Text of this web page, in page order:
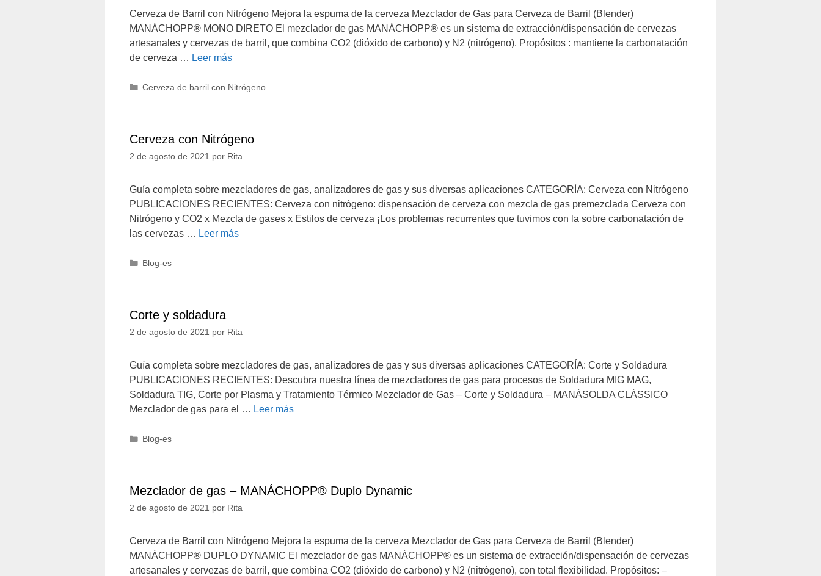
Cerveza de Barril con Nitrógeno Mejora la espuma de la cerveza Mezclador de Gas para Cerveza de Barril (Blender)
MANÁCHOPP® MONO DIRETO El mezclador de gas MANÁCHOPP® es un sistema de extracción/dispensación de cervezas
artesanales y cervezas de barril, que combina CO2 (dióxido de carbono) y N2 (nitrógeno). Propósitos : mantiene la carbonatación
de cerveza … Leer más
Categorías
Cerveza de barril con Nitrógeno
Cerveza con Nitrógeno
2 de agosto de 2021 por Rita
Guía completa sobre mezcladores de gas, analizadores de gas y sus diversas aplicaciones CATEGORÍA: Cerveza con Nitrógeno
PUBLICACIONES RECIENTES: Cerveza con nitrógeno: dispensación de cerveza con mezcla de gas premezclada Cerveza con
Nitrógeno y CO2 x Mezcla de gases x Estilos de cerveza ¡Los problemas recurrentes que tuvimos con la sobre carbonatación de
las cervezas … Leer más
Categorías
Blog-es
Corte y soldadura
2 de agosto de 2021 por Rita
Guía completa sobre mezcladores de gas, analizadores de gas y sus diversas aplicaciones CATEGORÍA: Corte y Soldadura
PUBLICACIONES RECIENTES: Descubra nuestra línea de mezcladores de gas para procesos de Soldadura MIG MAG,
Soldadura TIG, Corte por Plasma y Tratamiento Térmico Mezclador de Gas – Corte y Soldadura – MANÁSOLDA CLÁSSICO
Mezclador de gas para el … Leer más
Categorías
Blog-es
Mezclador de gas – MANÁCHOPP® Duplo Dynamic
2 de agosto de 2021 por Rita
Cerveza de Barril con Nitrógeno Mejora la espuma de la cerveza Mezclador de Gas para Cerveza de Barril (Blender)
MANÁCHOPP® DUPLO DYNAMIC El mezclador de gas MANÁCHOPP® es un sistema de extracción/dispensación de cervezas
artesanales y cervezas de barril, que combina CO2 (dióxido de carbono) y N2 (nitrógeno), con total flexibilidad. Propósitos: –